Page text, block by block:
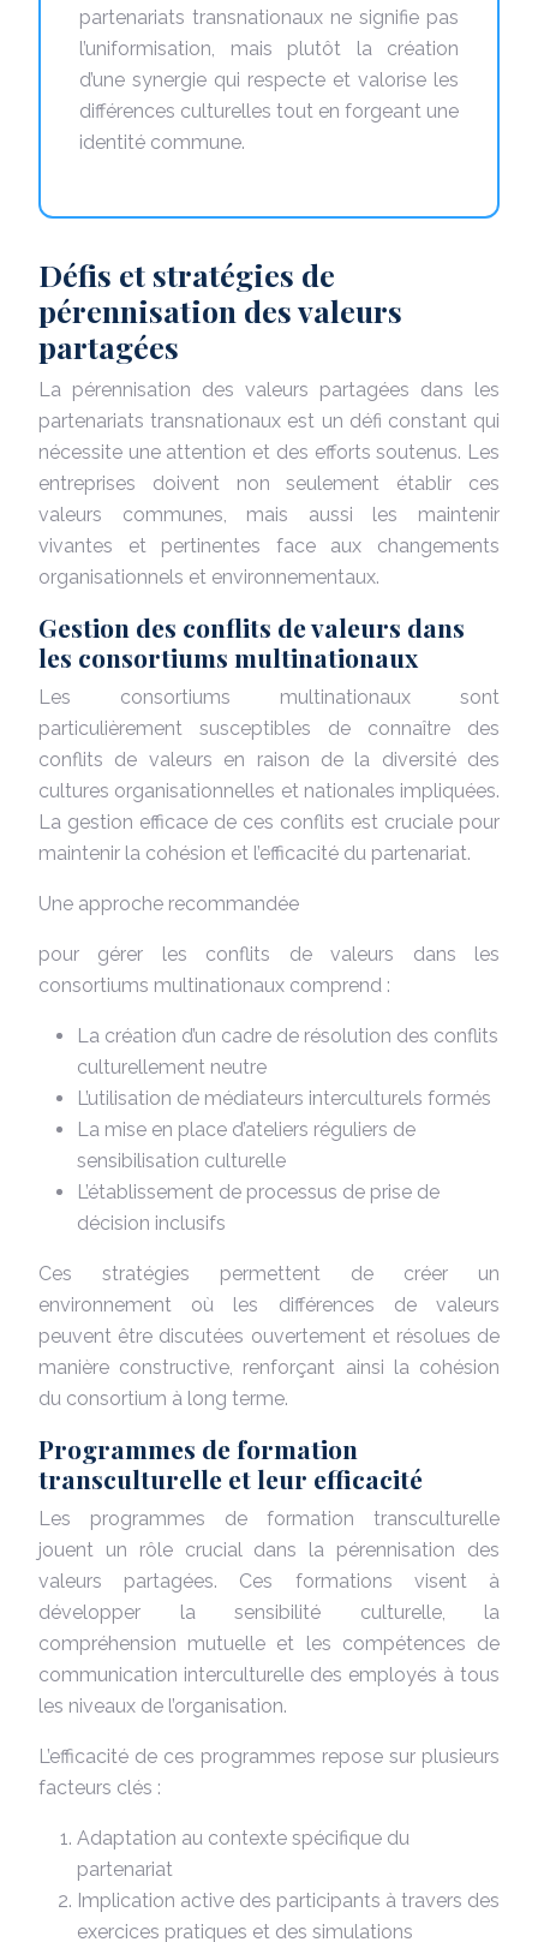
partenariats transnationaux ne signifie pas
l’uniformisation, mais plutôt la création
d’une synergie qui respecte et valorise les
différences culturelles tout en forgeant une
identité commune.
Défis et stratégies de
pérennisation des valeurs
partagées
La pérennisation des valeurs partagées dans les
partenariats transnationaux est un défi constant qui
nécessite une attention et des efforts soutenus. Les
entreprises doivent non seulement établir ces
valeurs communes, mais aussi les maintenir
vivantes et pertinentes face aux changements
organisationnels et environnementaux.
Gestion des conflits de valeurs dans
les consortiums multinationaux
Les consortiums multinationaux sont
particulièrement susceptibles de connaître des
conflits de valeurs en raison de la diversité des
cultures organisationnelles et nationales impliquées.
La gestion efficace de ces conflits est cruciale pour
maintenir la cohésion et l’efficacité du partenariat.
Une approche recommandée
pour gérer les conflits de valeurs dans les
consortiums multinationaux comprend :
La création d’un cadre de résolution des conflits
culturellement neutre
L’utilisation de médiateurs interculturels formés
La mise en place d’ateliers réguliers de
sensibilisation culturelle
L’établissement de processus de prise de
décision inclusifs
Ces stratégies permettent de créer un
environnement où les différences de valeurs
peuvent être discutées ouvertement et résolues de
manière constructive, renforçant ainsi la cohésion
du consortium à long terme.
Programmes de formation
transculturelle et leur efficacité
Les programmes de formation transculturelle
jouent un rôle crucial dans la pérennisation des
valeurs partagées. Ces formations visent à
développer la sensibilité culturelle, la
compréhension mutuelle et les compétences de
communication interculturelle des employés à tous
les niveaux de l’organisation.
L’efficacité de ces programmes repose sur plusieurs
facteurs clés :
Adaptation au contexte spécifique du
partenariat
Implication active des participants à travers des
exercices pratiques et des simulations